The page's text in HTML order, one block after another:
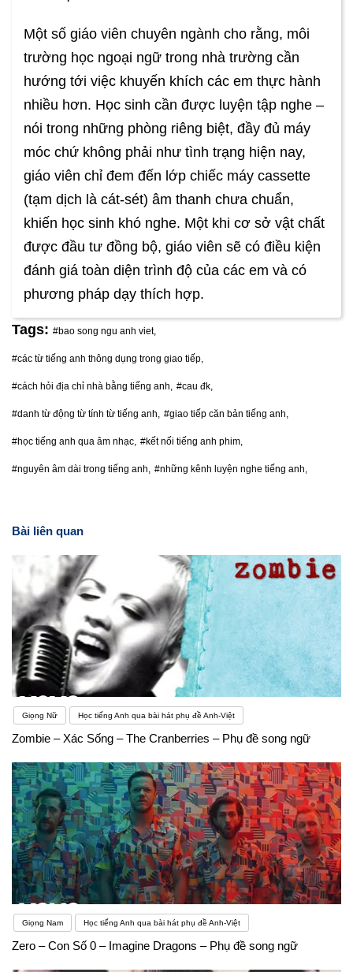
Một số giáo viên chuyên ngành cho rằng, môi
trường học ngoại ngữ trong nhà trường cần
hướng tới việc khuyến khích các em thực hành
nhiều hơn. Học sinh cần được luyện tập nghe –
nói trong những phòng riêng biệt, đầy đủ máy
móc chứ không phải như tình trạng hiện nay,
giáo viên chỉ đem đến lớp chiếc máy cassette
(tạm dịch là cát-sét) âm thanh chưa chuẩn,
khiến học sinh khó nghe. Một khi cơ sở vật chất
được đầu tư đồng bộ, giáo viên sẽ có điều kiện
đánh giá toàn diện trình độ của các em và có
phương pháp dạy thích hợp.
Tags: #bao song ngu anh viet,
#các từ tiếng anh thông dụng trong giao tiếp,
#cách hỏi địa chỉ nhà bằng tiếng anh, #cau đk,
#danh từ động từ tính từ tiếng anh, #giao tiếp căn bản tiếng anh,
#học tiếng anh qua âm nhạc, #kết nối tiếng anh phim,
#nguyên âm dài trong tiếng anh, #những kênh luyện nghe tiếng anh,
Bài liên quan
Giọng Nữ Học tiếng Anh qua bài hát phụ đề Anh-Việt
Zombie – Xác Sống – The Cranberries – Phụ đề song ngữ
Giọng Nam Học tiếng Anh qua bài hát phụ đề Anh-Việt
Zero – Con Số 0 – Imagine Dragons – Phụ đề song ngữ